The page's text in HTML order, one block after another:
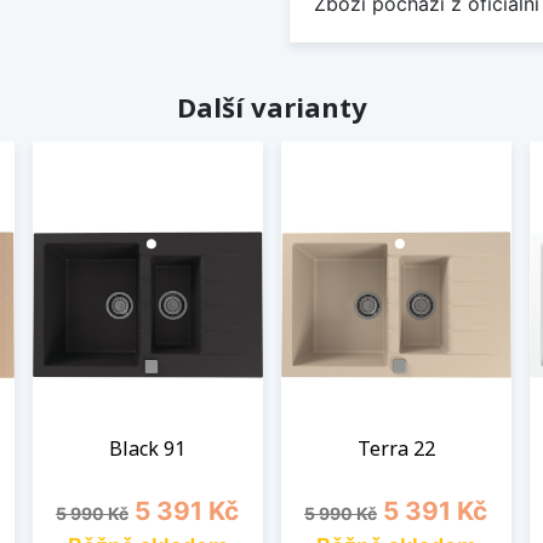
Další varianty
Black 91
Běžná cena
5 990 Kč Cena
5 391 Kč
Terra 22
Běžná cena
5 990 Kč Cena
5 391 Kč